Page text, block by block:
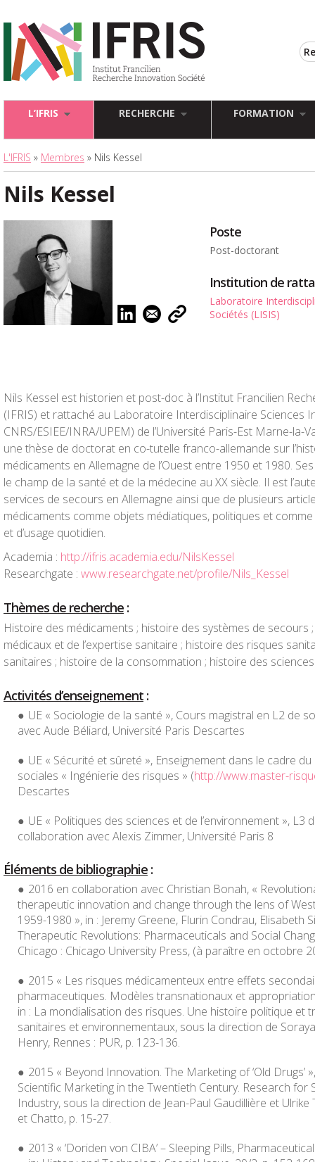
L’IFRIS RECHERCHE FORMATION
L'IFRIS » Membres » Nils Kessel
Nils Kessel
Poste
Post-doctorant
Institution de
Laboratoire
Sociétés (LISIS)
Nils Kessel est historien et post-doc à l’Institut Francilien
(IFRIS) et rattaché au Laboratoire Interdisciplinaire Sciences
CNRS/ESIEE/INRA/UPEM) de l’Université Paris-Est Marne-la-
une thèse de doctorat en co-tutelle franco-allemande sur
médicaments en Allemagne de l’Ouest entre 1950 et 1980.
le champ de la santé et de la médecine au XX siècle. Il est
services de secours en Allemagne ainsi que de plusieurs
médicaments comme objets médiatiques, politiques et
et d’usage quotidien.
Academia : http://ifris.academia.edu/NilsKessel
Researchgate : www.researchgate.net/profile/Nils_Kessel
Thèmes de recherche :
Histoire des médicaments ; histoire des systèmes de secours
médicaux et de l’expertise sanitaire ; histoire des risques
sanitaires ; histoire de la consommation ; histoire des
Activités d’enseignement :
UE « Sociologie de la santé », Cours magistral en L2 de
avec Aude Béliard, Université Paris Descartes
UE « Sécurité et sûreté », Enseignement dans le cadre
sociales « Ingénierie des risques » (http://www.master-
Descartes
UE « Politiques des sciences et de l’environnement », L3
collaboration avec Alexis Zimmer, Université Paris 8
Éléments de bibliographie :
2016 en collaboration avec Christian Bonah, «
therapeutic innovation and change through the lens of
1959-1980 », in : Jeremy Greene, Flurin Condrau, Elisabeth
Therapeutic Revolutions: Pharmaceuticals and Social
Chicago : Chicago University Press, (à paraître en octobre
2015 « Les risques médicamenteux entre effets
pharmaceutiques. Modèles transnationaux et
in : La mondialisation des risques. Une histoire politique et
sanitaires et environnementaux, sous la direction de
Henry, Rennes : PUR, p. 123-136.
2015 « Beyond Innovation. The Marketing of ‘Old Drugs’
Scientific Marketing in the Twentieth Century. Research for
Industry, sous la direction de Jean-Paul Gaudillière et
et Chatto, p. 15-27.
2013 « ‘Doriden von CIBA’ – Sleeping Pills,